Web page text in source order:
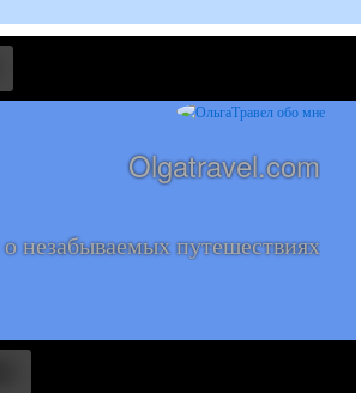
Olgatravel.com
незабываемых путешествиях